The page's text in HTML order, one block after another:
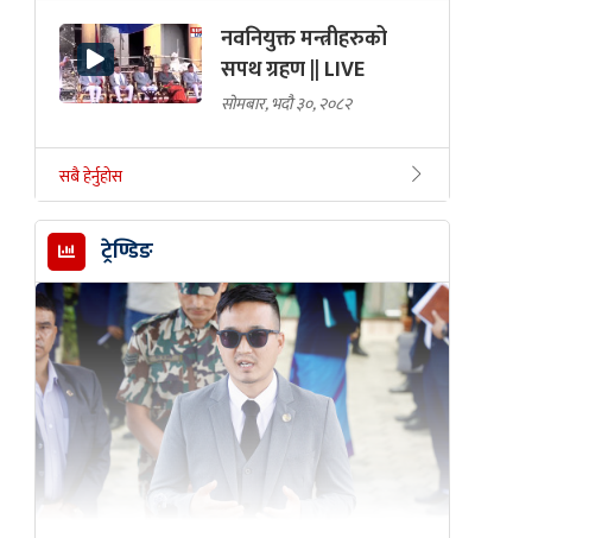
नवनियुक्त मन्त्रीहरुको
सपथ ग्रहण || LIVE
सोमबार, भदौ ३०, २०८२
सबै हेर्नुहोस
ट्रेण्डिङ